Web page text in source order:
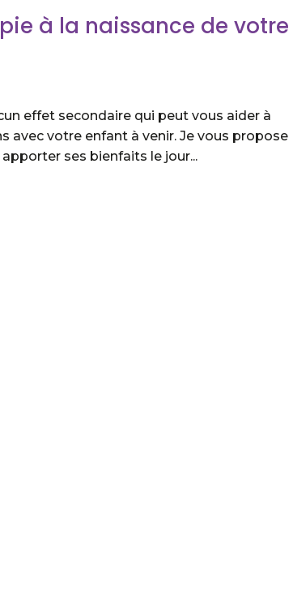
à la naissance de votre
effet secondaire qui peut vous aider à
avec votre enfant à venir. Je vous propose
ses bienfaits le jour...